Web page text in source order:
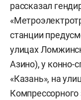
рассказал
станции
улицах
Азино), у конно-
«Казань», на
Компрессорного